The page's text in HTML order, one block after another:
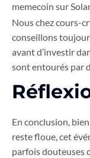
memecoin sur
Nous chez cours-
conseillons
avant d’investir
sont entourés par
En conclusion,
reste floue, cet
parfois douteuses